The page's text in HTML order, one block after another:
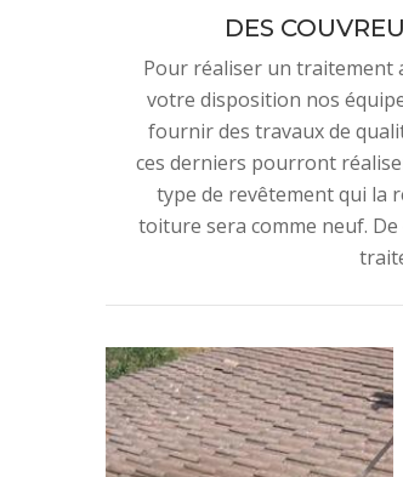
DES
Pour réaliser un traitement
votre disposition nos
fournir des travaux de
ces derniers pourront
type de revêtement qui la
toiture sera comme neuf.